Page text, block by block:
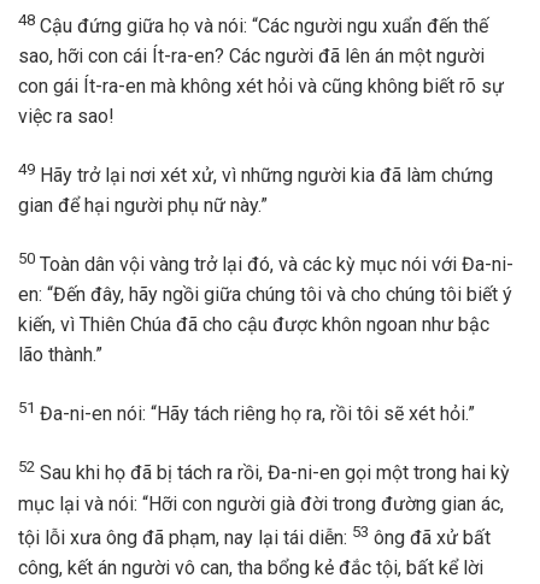
48 Cậu đứng giữa họ và nói: “Các người ngu xuẩn đến thế
sao, hỡi con cái Ít-ra-en? Các người đã lên án một người
con gái Ít-ra-en mà không xét hỏi và cũng không biết rõ sự
việc ra sao!
49 Hãy trở lại nơi xét xử, vì những người kia đã làm chứng
gian để hại người phụ nữ này.”
50 Toàn dân vội vàng trở lại đó, và các kỳ mục nói với Đa-ni-
en: “Đến đây, hãy ngồi giữa chúng tôi và cho chúng tôi biết ý
kiến, vì Thiên Chúa đã cho cậu được khôn ngoan như bậc
lão thành.”
51 Đa-ni-en nói: “Hãy tách riêng họ ra, rồi tôi sẽ xét hỏi.”
52 Sau khi họ đã bị tách ra rồi, Đa-ni-en gọi một trong hai kỳ
mục lại và nói: “Hỡi con người già đời trong đường gian ác,
tội lỗi xưa ông đã phạm, nay lại tái diễn: 53 ông đã xử bất
công, kết án người vô can, tha bổng kẻ đắc tội, bất kể lời